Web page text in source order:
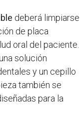
deberá limpiarse
de placa
oral del paciente.
solución
y un cepillo
también se
para la